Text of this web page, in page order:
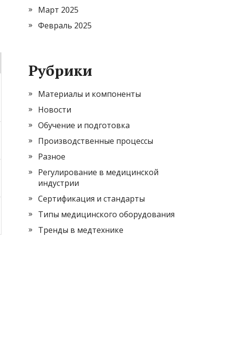
Март 2025
Февраль 2025
Рубрики
Материалы и компоненты
Новости
Обучение и подготовка
Производственные процессы
Разное
Регулирование в медицинской
индустрии
Сертификация и стандарты
Типы медицинского оборудования
Тренды в медтехнике